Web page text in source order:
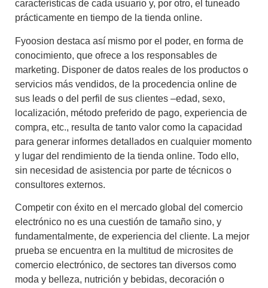
características de cada usuario y, por otro, el tuneado
prácticamente en tiempo de la tienda online.
Fyoosion destaca así mismo por el poder, en forma de
conocimiento, que ofrece a los responsables de
marketing. Disponer de datos reales de los productos o
servicios más vendidos, de la procedencia online de
sus leads o del perfil de sus clientes –edad, sexo,
localización, método preferido de pago, experiencia de
compra, etc., resulta de tanto valor como la capacidad
para generar informes detallados en cualquier momento
y lugar del rendimiento de la tienda online. Todo ello,
sin necesidad de asistencia por parte de técnicos o
consultores externos.
Competir con éxito en el mercado global del comercio
electrónico no es una cuestión de tamaño sino, y
fundamentalmente, de experiencia del cliente. La mejor
prueba se encuentra en la multitud de microsites de
comercio electrónico, de sectores tan diversos como
moda y belleza, nutrición y bebidas, decoración o